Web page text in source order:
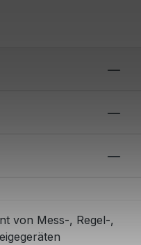
von Mess-, Regel-,